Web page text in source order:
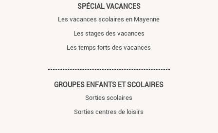
SPÉCIAL VACANCES
Les vacances scolaires en Mayenne
Les stages des vacances
Les temps forts des vacances
GROUPES ENFANTS ET SCOLAIRES
Sorties scolaires
Sorties centres de loisirs